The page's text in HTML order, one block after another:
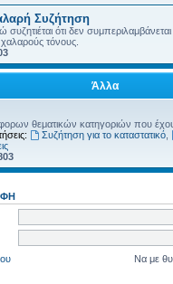
Συζήτηση
συζητιέται ότι δεν
τόνους.
Άλλα
θεματικών κατηγοριών που
Συζήτηση για το καταστατικό,
Να με